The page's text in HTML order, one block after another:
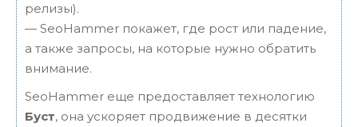
релизы).
— SeoHammer покажет, где рост или падение,
а также запросы, на которые нужно обратить
внимание.
SeoHammer еще предоставляет технологию
Буст, она ускоряет продвижение в десятки